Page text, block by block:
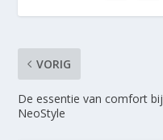
VORIG
De essentie van comfort bij
NeoStyle